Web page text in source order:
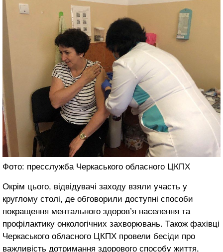
Фото: пресслужба Черкаського обласного ЦКПХ
Окрім цього, відвідувачі заходу взяли участь у
круглому столі, де обговорили доступні способи
покращення ментального здоров’я населення та
профілактику онкологічних захворювань. Також фахівці
Черкаського обласного ЦКПХ провели бесіди про
важливість дотримання здорового способу життя,